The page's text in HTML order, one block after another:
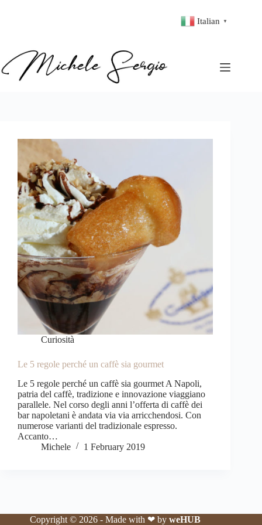
Italian ▼
Curiosità
Le 5 regole perché un caffè sia gourmet
Le 5 regole perché un caffè sia gourmet A Napoli,
patria del caffè, tradizione e innovazione viaggiano
parallele. Nel corso degli anni l’offerta di caffè dei
bar napoletani è andata via via arricchendosi. Con
numerose varianti del tradizionale espresso.
Accanto…
Michele
1 February 2019
Copyright © 2026 - Made with ❤ byweHUB